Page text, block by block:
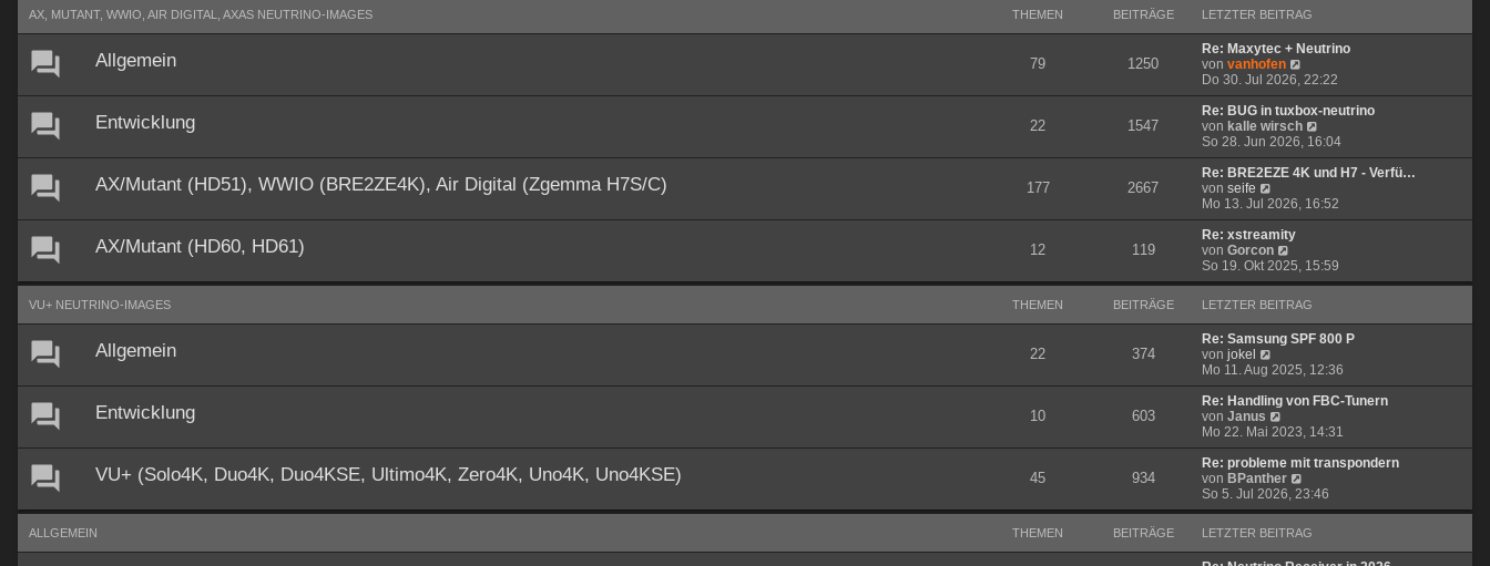
r
a
g
B
e
i
t
r
a
g
t
e
i
a
g
AX, MUTANT, WWIO, AIR DIGITAL, AXAS NEUTRINO-IMAGES THEMEN BEITRÄGE LETZTER BEITRAG
Allgemein 79 1250
Re: Maxytec + Neutrino
von vanhofen
e
u
e
s
e
r
e
i
a
g
Do 30. Jul 2026, 22:22
Entwicklung 22 1547
Re: BUG in tuxbox-neutrino
von kalle wirsch
e
u
e
t
e
e
i
a
g
So 28. Jun 2026, 16:04
AX/Mutant (HD51), WWIO (BRE2ZE4K), Air Digital (Zgemma H7S/C) 177 2667
Re: BRE2EZE 4K und H7 - Verfü…
von seife
e
u
e
s
t
e
B
e
i
r
a
g
Mo 13. Jul 2026, 16:52
AX/Mutant (HD60, HD61) 12 119
Re: xstreamity
von Gorcon
e
u
s
t
e
B
e
i
r
a
g
So 19. Okt 2025, 15:59
VU+ NEUTRINO-IMAGES THEMEN BEITRÄGE LETZTER BEITRAG
Allgemein 22 374
Re: Samsung SPF 800 P
von jokel
e
u
e
s
t
e
r
B
e
i
r
a
Mo 11. Aug 2025, 12:36
Entwicklung 10 603
Re: Handling von FBC-Tunern
von Janus
e
u
e
s
t
e
B
e
Mo 22. Mai 2023, 14:31
VU+ (Solo4K, Duo4K, Duo4KSE, Ultimo4K, Zero4K, Uno4K, Uno4KSE) 45 934
Re: probleme mit transpondern
von BPanther
e
u
s
t
So 5. Jul 2026, 23:46
ALLGEMEIN THEMEN BEITRÄGE LETZTER BEITRAG